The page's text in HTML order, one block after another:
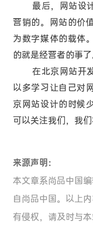
最后，网站设计
营销的。网站的价
为数字媒体的载体
的就是经营者的事了
在北京网站开发
以多学习让自己对
京网站设计的时候
可以关注我们，我
来源声明：
本文章系尚品中国
自尚品中国。以上
有侵权，请及时与